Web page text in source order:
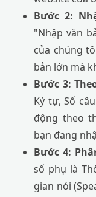
Bước 2:
"Nhập văn
của chúng
bản lớn mà
Bước 3:
Ký tự, Số
động theo
bạn đang
Bước 4:
số phụ là
gian nói